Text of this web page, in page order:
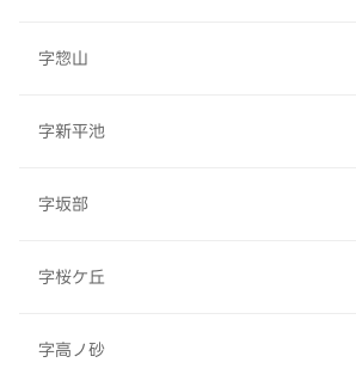
字惣山
字新平池
字坂部
字桜ケ丘
字高ノ砂